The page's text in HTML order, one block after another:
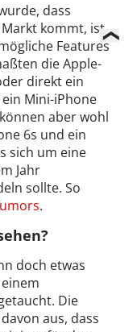
dass
kommt, ist
Features
die Apple-
direkt ein
Mini-iPhone
aber wohl
6s und ein
sich um eine
Jahr
sollte. So
.
doch etwas
Die
aus, dass